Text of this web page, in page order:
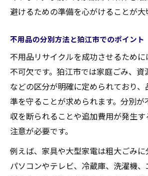
避けるための準備を心がけることが大
不用品の分別方法と狛江市でのポイント
不用品リサイクルを成功させるため
不可欠です。狛江市では家庭ごみ、資
などの区分が明確に定められており
準を守ることが求められます。分別が
収を断られることや追加費用が発生
注意が必要です。
例えば、家具や大型家電は粗大ごみに
パソコンやテレビ、冷蔵庫、洗濯機